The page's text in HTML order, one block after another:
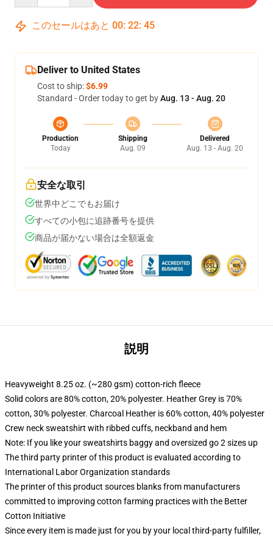
このセールはあと 00: 22: 44
Deliver to United States
Cost to ship:$6.99
Standard - Order today to get byAug. 13 - Aug. 20
Production
Today
Shipping
Aug. 09
Delivered
Aug. 13 - Aug. 20
安全な取引
世界中どこでもお届け
すべての小包に追跡番号を提供
商品が届かない場合は全額返金
説明
Heavyweight 8.25 oz. (~280 gsm) cotton-rich fleece
Solid colors are 80% cotton, 20% polyester. Heather Grey is 70%
cotton, 30% polyester. Charcoal Heather is 60% cotton, 40% polyester
Crew neck sweatshirt with ribbed cuffs, neckband and hem
Note: If you like your sweatshirts baggy and oversized go 2 sizes up
The third party printer of this product is evaluated according to
International Labor Organization standards
The printer of this product sources blanks from manufacturers
committed to improving cotton farming practices with the Better
Cotton Initiative
Since every item is made just for you by your local third-party fulfiller,